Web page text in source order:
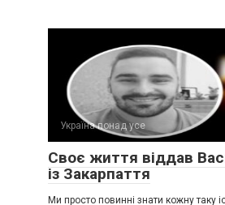
Україна понад усе
Своє життя віддав
із Закарпаття
Ми просто повинні знати кожну таку